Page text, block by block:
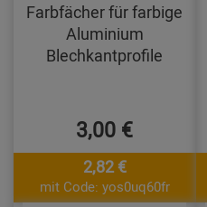
Farbfächer für farbige
Aluminium
Blechkantprofile
3,00 €
2,82 €
mit Code: yos0uq60fr